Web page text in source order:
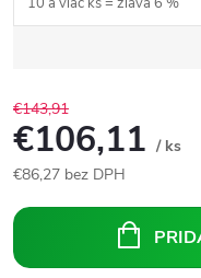
€143,91
€106,11 / ks
€86,27 bez DPH
cena: